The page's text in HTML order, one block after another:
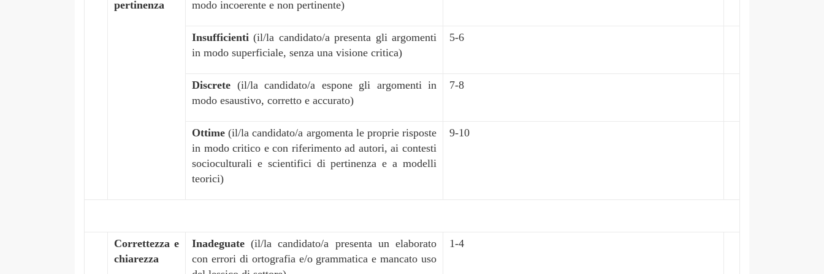
pertinenza modo incoerente e non pertinente)
Insufficienti(il/la candidato/a presenta gli argomenti
in modo superficiale, senza una visione critica)
5-6
Discrete (il/la candidato/a espone gli argomenti in
modo esaustivo, corretto e accurato)
7-8
Ottime(il/la candidato/a argomenta le proprie risposte
in modo critico e con riferimento ad autori, ai contesti
socioculturali e scientifici di pertinenza e a modelli
teorici)
9-10
Correttezza e
chiarezza
Inadeguate(il/la candidato/a presenta un elaborato
con errori di ortografia e/o grammatica e mancato uso
1-4